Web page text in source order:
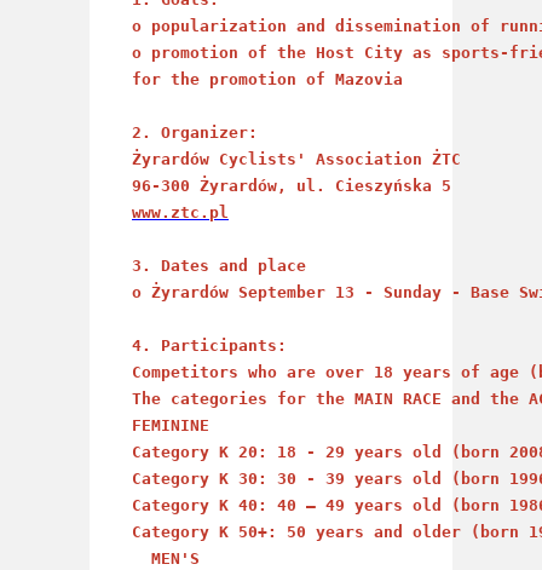
o popularization and dissemination of
o promotion of the Host City as sports-
for the promotion of Mazovia
2. Organizer:
Żyrardów Cyclists' Association ŻTC
96-300 Żyrardów, ul. Cieszyńska 5
www.ztc.pl
3. Dates and place
o Żyrardów September 13 - Sunday - Base
4. Participants:
Competitors who are over 18 years of
The categories for the MAIN RACE and the
FEMININE
Category K 20: 18 - 29 years old (born
Category K 30: 30 - 39 years old (born
Category K 40: 40 – 49 years old (born
Category K 50+: 50 years and older (born
MEN'S